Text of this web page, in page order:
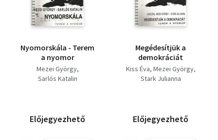
Nyomorskála - Terem
a nyomor
Mezei György
Sarlós Katalin
Előjegyezhető
Megédesítjük a
demokráciát
Kiss Éva Mezei György
Stark Julianna
Előjegyezhető